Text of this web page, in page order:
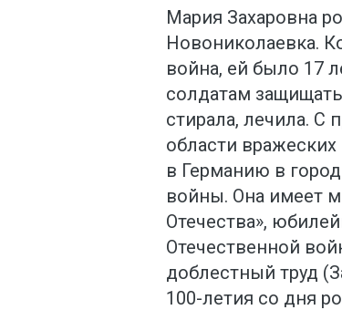
Мария Захаровна
Новониколаевка.
война, ей было 17
солдатам
стирала, лечила. С
области
в Германию в
войны. Она имеет
Отечества»,
Отечественной
доблестный труд
100-летия со дня